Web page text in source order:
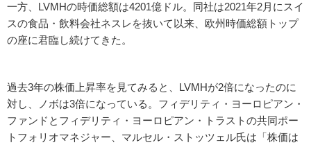
一方、LVMHの時価総額は4201億ドル。同社は2021年2月にスイ
スの食品・飲料会社ネスレを抜いて以来、欧州時価総額トップ
の座に君臨し続けてきた。
過去3年の株価上昇率を見てみると、LVMHが2倍になったのに
対し、ノボは3倍になっている。フィデリティ・ヨーロピアン・
ファンドとフィデリティ・ヨーロピアン・トラストの共同ポー
トフォリオマネジャー、マルセル・ストッツェル氏は「株価は